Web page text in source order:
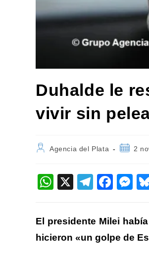
Duhalde le
vivir sin
Autor
entrada:
Agencia del Plata
entrada:
2
W
s
A
X
T
e
gr
a
F
c
e
b
M
ss
e
n
El presidente Milei
hicieron «un golpe de